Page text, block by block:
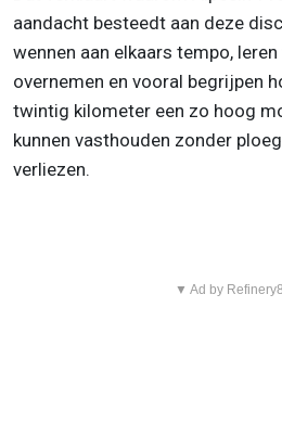
aandacht besteedt aan deze
wennen aan elkaars tempo,
overnemen en vooral begrijpen
twintig kilometer een zo hoog
kunnen vasthouden zonder
verliezen.
▼ Ad by